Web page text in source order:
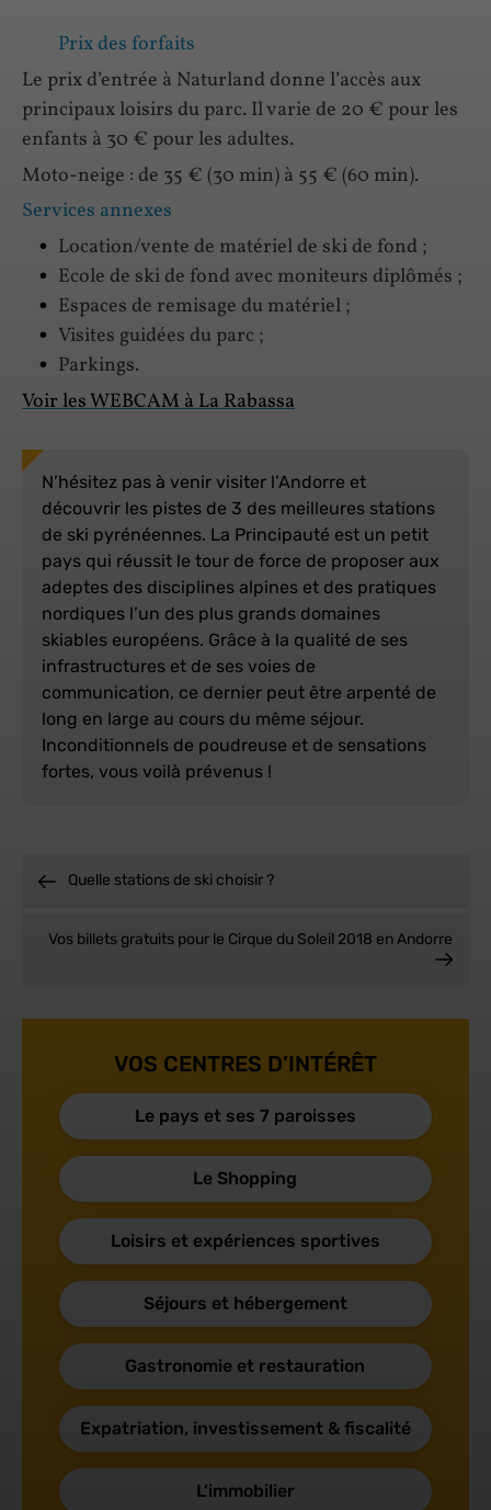
Prix des forfaits
Le prix d’entrée à Naturland donne l’accès aux
principaux loisirs du parc. Il varie de 20 € pour les
enfants à 30 € pour les adultes.
Moto-neige : de 35 € (30 min) à 55 € (60 min).
Services annexes
Location/vente de matériel de ski de fond ;
Ecole de ski de fond avec moniteurs diplômés ;
Espaces de remisage du matériel ;
Visites guidées du parc ;
Parkings.
Voir les WEBCAM à La Rabassa
N’hésitez pas à venir visiter l’Andorre et
découvrir les pistes de 3 des meilleures stations
de ski pyrénéennes. La Principauté est un petit
pays qui réussit le tour de force de proposer aux
adeptes des disciplines alpines et des pratiques
nordiques l’un des plus grands domaines
skiables européens. Grâce à la qualité de ses
infrastructures et de ses voies de
communication, ce dernier peut être arpenté de
long en large au cours du même séjour.
Inconditionnels de poudreuse et de sensations
fortes, vous voilà prévenus !
VOS CENTRES D’INTÉRÊT
Le pays et ses 7 paroisses
Le Shopping
Loisirs et expériences sportives
Séjours et hébergement
Gastronomie et restauration
Expatriation, investissement & fiscalité
L’immobilier
Quelle stations de ski choisir ?
Vos billets gratuits pour le Cirque du Soleil 2018 en Andorre